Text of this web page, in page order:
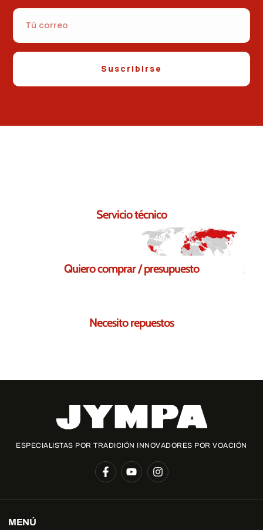
Suscribirse
Servicio técnico
Respuesta en 24–48h
Quiero comprar / presupuesto
Necesito repuestos
ESPECIALISTAS POR TRADICIÓN INNOVADORES POR VOACIÓN
MENÚ